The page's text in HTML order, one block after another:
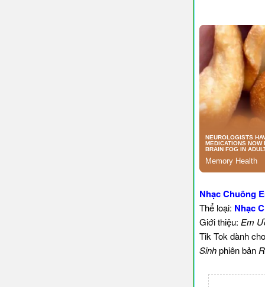
Nhạc Chuông
Thể loại: Nhạc
Giới thiệu: Em
Tik Tok dành
Sinhphiên bản